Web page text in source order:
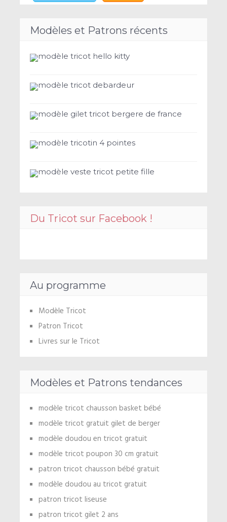
Modèles et Patrons récents
modèle tricot hello kitty
modèle tricot debardeur
modèle gilet tricot bergere de france
modèle tricotin 4 pointes
modèle veste tricot petite fille
Du Tricot sur Facebook !
Au programme
Modèle Tricot
Patron Tricot
Livres sur le Tricot
Modèles et Patrons tendances
modèle tricot chausson basket bébé
modèle tricot gratuit gilet de berger
modèle doudou en tricot gratuit
modèle tricot poupon 30 cm gratuit
patron tricot chausson bébé gratuit
modèle doudou au tricot gratuit
patron tricot liseuse
patron tricot gilet 2 ans